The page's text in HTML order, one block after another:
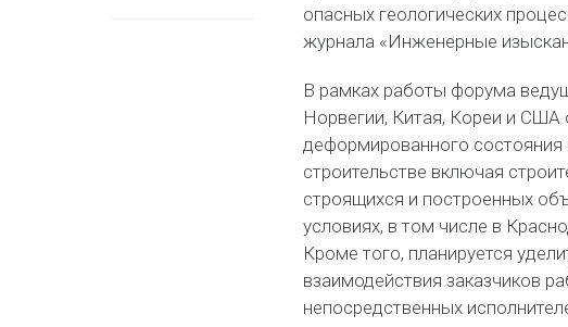
опасных геологических
журнала «Инженерные
В рамках работы форума
Норвегии, Китая, Кореи и
деформированного
строительстве включая
строящихся и построенных
условиях, в том числе в
Кроме того, планируется
взаимодействия заказчиков
непосредственных